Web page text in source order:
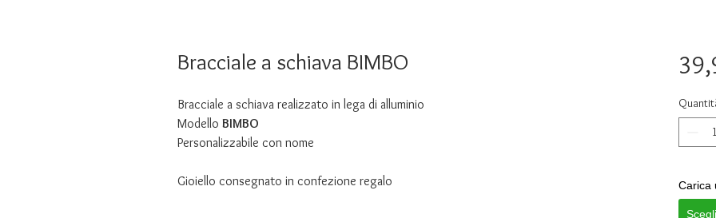
Bracciale a schiava BIMBO
Bracciale a schiava realizzato in lega di alluminio
Modello BIMBO
Personalizzabile con nome
Gioiello consegnato in confezione regalo Carica